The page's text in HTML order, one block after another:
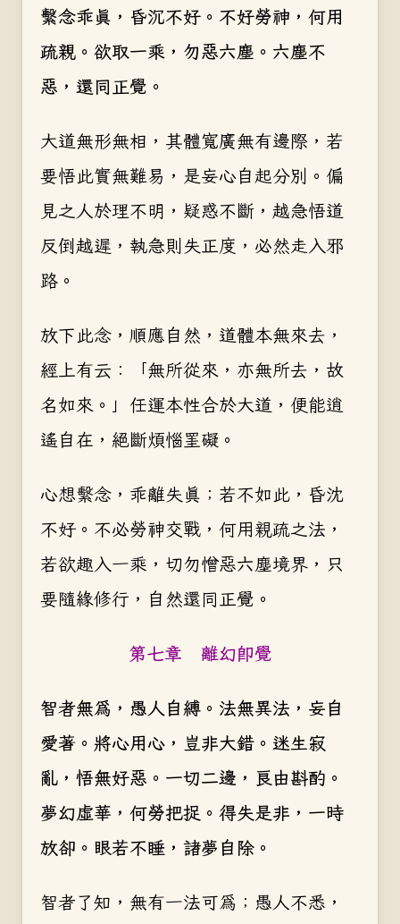
繫念乖真，昏沉不好。不好勞神，何用
疏親。欲取一乘，勿惡六塵。六塵不
惡，還同正覺。
大道無形無相，其體寬廣無有邊際，若
要悟此實無難易，是妄心自起分別。偏
見之人於理不明，疑惑不斷，越急悟道
反倒越遲，執急則失正度，必然走入邪
路。
放下此念，順應自然，道體本無來去，
經上有云：「無所從來，亦無所去，故
名如來。」任運本性合於大道，便能逍
遙自在，絕斷煩惱罣礙。
心想繫念，乖離失真；若不如此，昏沈
不好。不必勞神交戰，何用親疏之法，
若欲趣入一乘，切勿憎惡六塵境界，只
要隨緣修行，自然還同正覺。
第七章 離幻即覺
智者無為，愚人自縛。法無異法，妄自
愛著。將心用心，豈非大錯。迷生寂
亂，悟無好惡。一切二邊，良由斟酌。
夢幻虚華，何勞把捉。得失是非，一時
放卻。眼若不睡，諸夢自除。
智者了知，無有一法可為；愚人不悉，